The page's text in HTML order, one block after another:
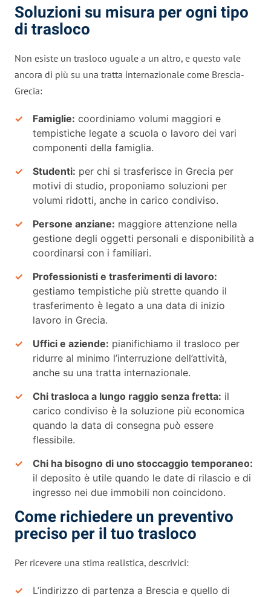
Soluzioni su misura per ogni tipo
di trasloco
Non esiste un trasloco uguale a un altro, e questo vale
ancora di più su una tratta internazionale come Brescia-
Grecia:
Famiglie: coordiniamo volumi maggiori e
tempistiche legate a scuola o lavoro dei vari
componenti della famiglia.
Studenti: per chi si trasferisce in Grecia per
motivi di studio, proponiamo soluzioni per
volumi ridotti, anche in carico condiviso.
Persone anziane: maggiore attenzione nella
gestione degli oggetti personali e disponibilità a
coordinarsi con i familiari.
Professionisti e trasferimenti di lavoro:
gestiamo tempistiche più strette quando il
trasferimento è legato a una data di inizio
lavoro in Grecia.
Uffici e aziende: pianifichiamo il trasloco per
ridurre al minimo l’interruzione dell’attività,
anche su una tratta internazionale.
Chi trasloca a lungo raggio senza fretta: il
carico condiviso è la soluzione più economica
quando la data di consegna può essere
flessibile.
Chi ha bisogno di uno stoccaggio temporaneo:
il deposito è utile quando le date di rilascio e di
ingresso nei due immobili non coincidono.
Come richiedere un preventivo
preciso per il tuo trasloco
Per ricevere una stima realistica, descrivici:
L’indirizzo di partenza a Brescia e quello di